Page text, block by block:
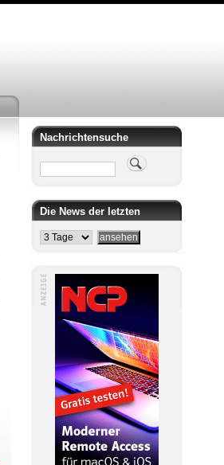
Nachrichtensuche
Suche
Die News der letzten